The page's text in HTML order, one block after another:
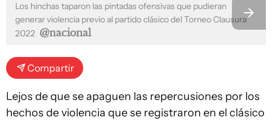
Los hinchas taparon las pintadas ofensivas que pudieran
generar violencia previo al partido clásico del Torneo Clausura
2022 @nacional
Compartir
Lejos de que se apaguen las repercusiones por los
hechos de violencia que se registraron en el clásico